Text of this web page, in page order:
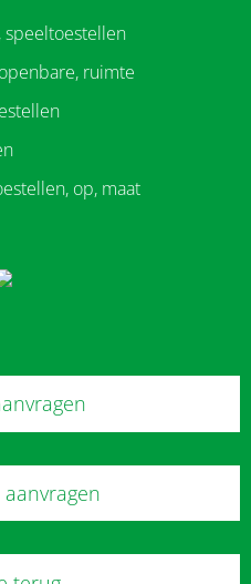
speeltoestellen
ruimte
op, maat